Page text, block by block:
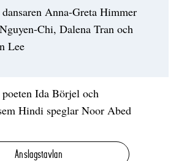
Anna-Greta Himmer
Chi, Dalena Tran och
Lee
Ida Börjel och
Hindi speglar Noor Abed
Anslagstavlan